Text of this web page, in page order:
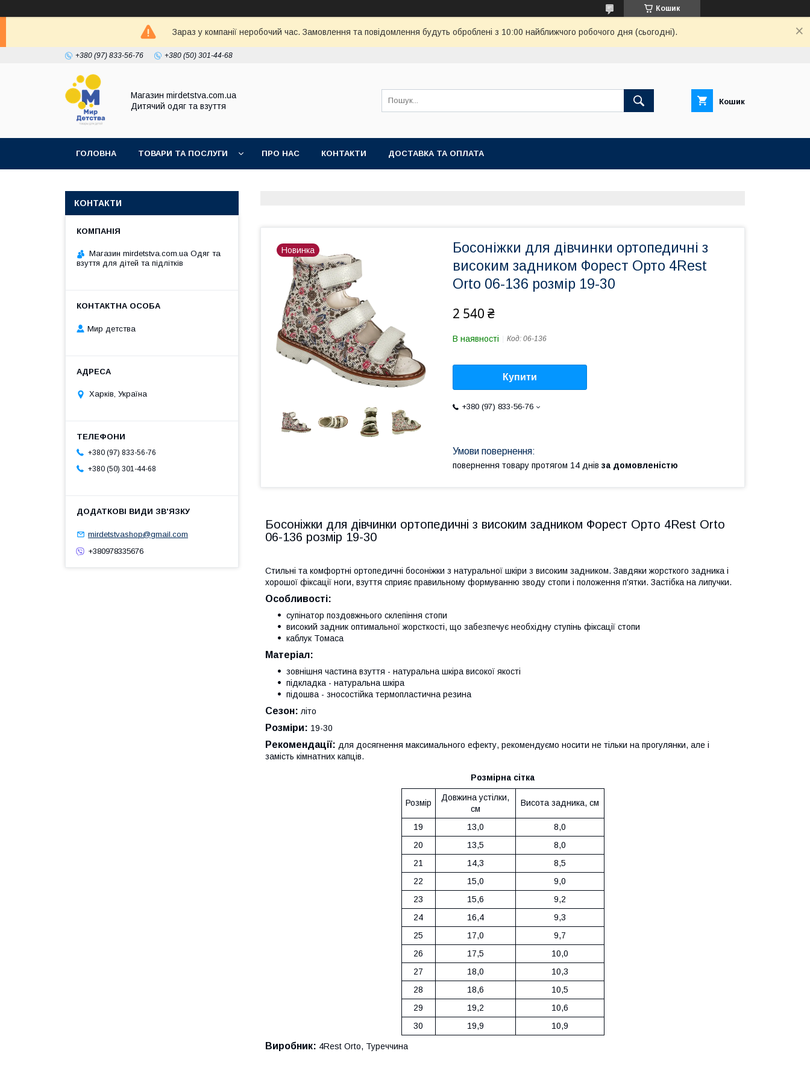
Кошик
Зараз у компанії неробочий час. Замовлення та повідомлення будуть оброблені з 10:00 найближчого робочого дня (сьогодні).
+380 (97) 833-56-76 +380 (50) 301-44-68
Магазин mirdetstva.com.ua
Дитячий одяг та взуття
Кошик
ГОЛОВНА ТОВАРИ ТА ПОСЛУГИ ПРО НАС КОНТАКТИ ДОСТАВКА ТА ОПЛАТА
Новинка
Босоніжки для дівчинки ортопедичні з
високим задником Форест Орто 4Rest
Orto 06-136 розмір 19-30
2 540 ₴
В наявності Код: 06-136
Купити
+380 (97) 833-56-76
повернення товару протягом 14 днів за домовленістю
Босоніжки для дівчинки ортопедичні з високим задником Форест Орто 4Rest Orto
06-136 розмір 19-30
Стильні та комфортні ортопедичні босоніжки з натуральної шкіри з високим задником. Завдяки жорсткого задника і
хорошої фіксації ноги, взуття сприяє правильному формуванню зводу стопи і положення п'ятки. Застібка на липучки.
Особливості:
супінатор поздовжнього склепіння стопи
високий задник оптимальної жорсткості, що забезпечує необхідну ступінь фіксації стопи
каблук Томаса
Матеріал:
зовнішня частина взуття - натуральна шкіра високої якості
підкладка - натуральна шкіра
підошва - зносостійка термопластична резина
Сезон: літо
Розміри: 19-30
Рекомендації: для досягнення максимального ефекту, рекомендуємо носити не тільки на прогулянки, але і
замість кімнатних капців.
Розмірна сітка
Розмір
Довжина устілки,
см
Висота задника, см
19 13,0
8,0
20
13,5
8,0
21
14,3
8,5
22
15,0
9,0
23
15,6
9,2
24
16,4
9,3
25
17,0
9,7
26
17,5
10,0
27
18,0
10,3
28
18,6
10,5
29
19,2
10,6
30
19,9 10,9
Виробник: 4Rest Orto, Туреччина
КОНТАКТИ
Магазин mirdetstva.com.ua Одяг та
взуття для дітей та підлітків
Мир детства
Харків, Україна
+380 (97) 833-56-76
+380 (50) 301-44-68
mirdetstvashop@gmail.com
+380978335676